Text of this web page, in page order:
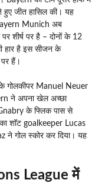
जीत हासिल की। यह
Munich अब
शीर्ष पर है – दोनों के 12
हार है इस सीजन के
हैं।
गोलकीपर Manuel Neuer
ने अपना खेल अच्छा
के फ्लिक पास से
शॉट goalkeeper Lucas
ने गोल स्कोर कर दिया। यह
League में